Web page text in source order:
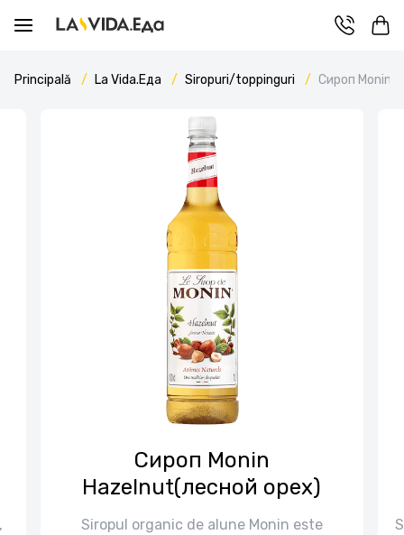
Principală La Vida.Еда Siropuri/toppinguri Сироп Monin
Сироп Monin
Hazelnut(лесной орех)
Siropul organic de alune Monin este